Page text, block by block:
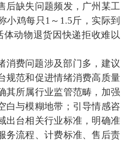
后缺失问题频发，广州某工
小鸡每只1～1.5斤，实际到
体动物退货因快递拒收难以
消费问题涉及部门多，建议
规范和促进情绪消费高质量
其所属行业监管范畴，加强
白与模糊地带；引导情感咨
出台相关行业标准，明确准
务流程、计费标准、售后责